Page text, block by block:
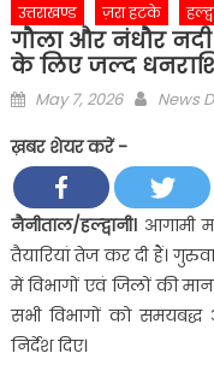
उत्तराखण्ड ज़रा हटके
गौला और नंधौर नदी
के लिए जल्द
Posted
May 7, 2026 Author
News
ख़बर शेयर करें -
नैनीताल/हल्द्वानी।आगामी
तैयारियां तेज कर दी हैं।
में विभागों एवं जिलों की
सभी विभागों को समयबद्ध
निर्देश दिए।